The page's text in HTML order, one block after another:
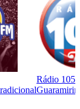
Rádio 105